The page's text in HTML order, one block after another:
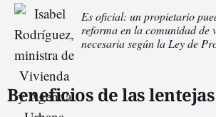
Es oficial: un propietario
reforma en la comunidad de
necesaria según la Ley de
Beneficios de las lentejas